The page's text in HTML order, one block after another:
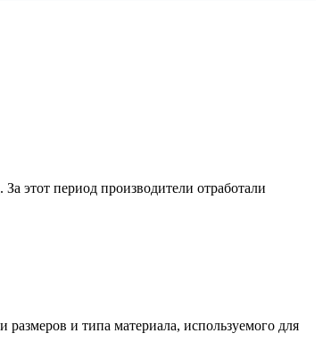
этот период производители отработали
и типа материала, используемого для